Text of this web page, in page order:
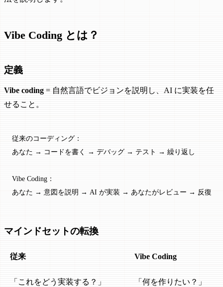
Vibe Coding とは？
定義
Vibe coding = 自然言語でビジョンを説明し、AI に実装を任
せること。
従来のコーディング：
あなた → コードを書く → デバッグ → テスト → 繰り返し
Vibe Coding：
あなた → 意図を説明 → AI が実装 → あなたがレビュー → 反復
マインドセットの転換
従来 Vibe Coding
「これをどう実装する？」 「何を作りたい？」